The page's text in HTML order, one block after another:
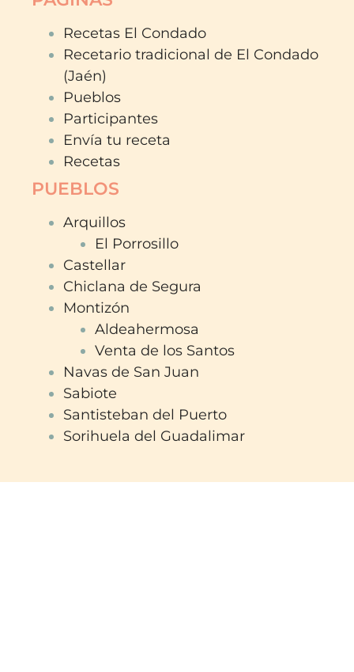
Recetas El Condado
Recetario tradicional de El Condado
(Jaén)
Pueblos
Participantes
Envía tu receta
Recetas
PUEBLOS
Arquillos
El Porrosillo
Castellar
Chiclana de Segura
Montizón
Aldeahermosa
Venta de los Santos
Navas de San Juan
Sabiote
Santisteban del Puerto
Sorihuela del Guadalimar